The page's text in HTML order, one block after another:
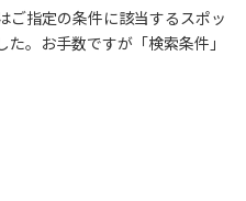
指定の条件に該当するスポッ
。お手数ですが「検索条件」